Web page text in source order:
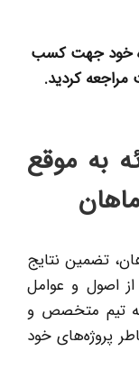
خود جهت کسب
مراجعه کردید.
به موقع
تضمین نتایج
از اصول و عوامل
به تیم متخصص و
پروژه‌های خود